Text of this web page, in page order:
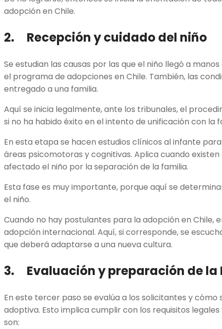
adopción en Chile.
2. Recepción y cuidado del niño
Se estudian las causas por las que el niño llegó a
el programa de adopciones en Chile. También, las
entregado a una familia.
Aquí se inicia legalmente, ante los tribunales, el
si no ha habido éxito en el intento de unificación con la
En esta etapa se hacen estudios clínicos al infante
áreas psicomotoras y cognitivas. Aplica cuando
afectado el niño por la separación de la familia.
Esta fase es muy importante, porque aquí se
el niño.
Cuando no hay postulantes para la adopción en Chile,
adopción internacional. Aquí, si corresponde, se
que deberá adaptarse a una nueva cultura.
3. Evaluación y preparación de la
En este tercer paso se evalúa a los solicitantes y
adoptiva. Esto implica cumplir con los requisitos
son: